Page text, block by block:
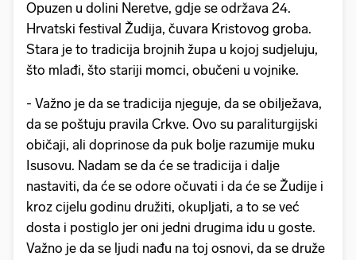
Opuzen u dolini Neretve, gdje se održava 24.
Hrvatski festival Žudija, čuvara Kristovog groba.
Stara je to tradicija brojnih župa u kojoj sudjeluju,
što mlađi, što stariji momci, obučeni u vojnike.
- Važno je da se tradicija njeguje, da se obilježava,
da se poštuju pravila Crkve. Ovo su paraliturgijski
običaji, ali doprinose da puk bolje razumije muku
Isusovu. Nadam se da će se tradicija i dalje
nastaviti, da će se odore očuvati i da će se Žudije i
kroz cijelu godinu družiti, okupljati, a to se već
dosta i postiglo jer oni jedni drugima idu u goste.
Važno je da se ljudi nađu na toj osnovi, da se druže